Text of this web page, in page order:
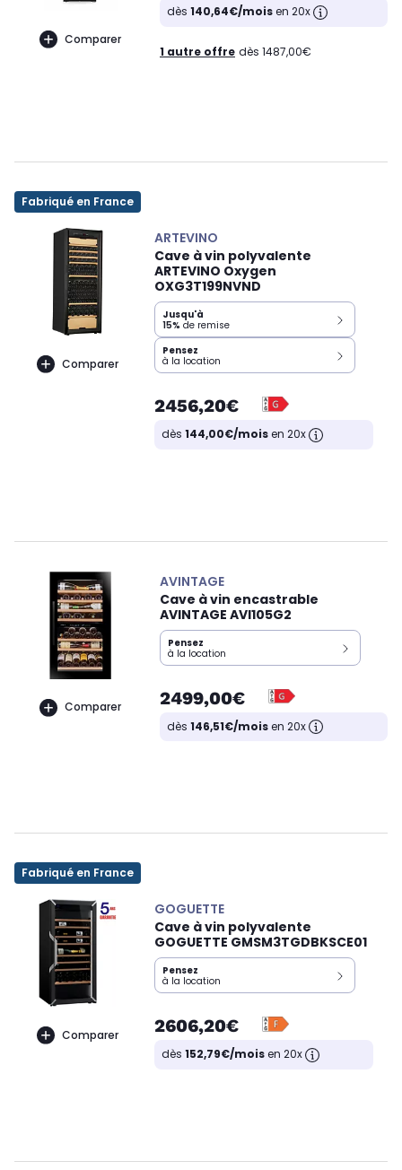
Comparer
dès 140,64€/moisen 20x
1 autre offre dès 1487,00€
Fabriqué en France
Comparer
ARTEVINO
Cave à vin polyvalente
ARTEVINO Oxygen
OXG3T199NVND
Jusqu'à
15% de remise
Pensez
à la location
2456,20€
dès 144,00€/moisen 20x
Comparer
AVINTAGE
Cave à vin encastrable
AVINTAGE AVI105G2
Pensez
à la location
2499,00€
dès 146,51€/moisen 20x
Fabriqué en France
Comparer
GOGUETTE
Cave à vin polyvalente
GOGUETTE GMSM3TGDBKSCE01
Pensez
à la location
2606,20€
dès 152,79€/moisen 20x